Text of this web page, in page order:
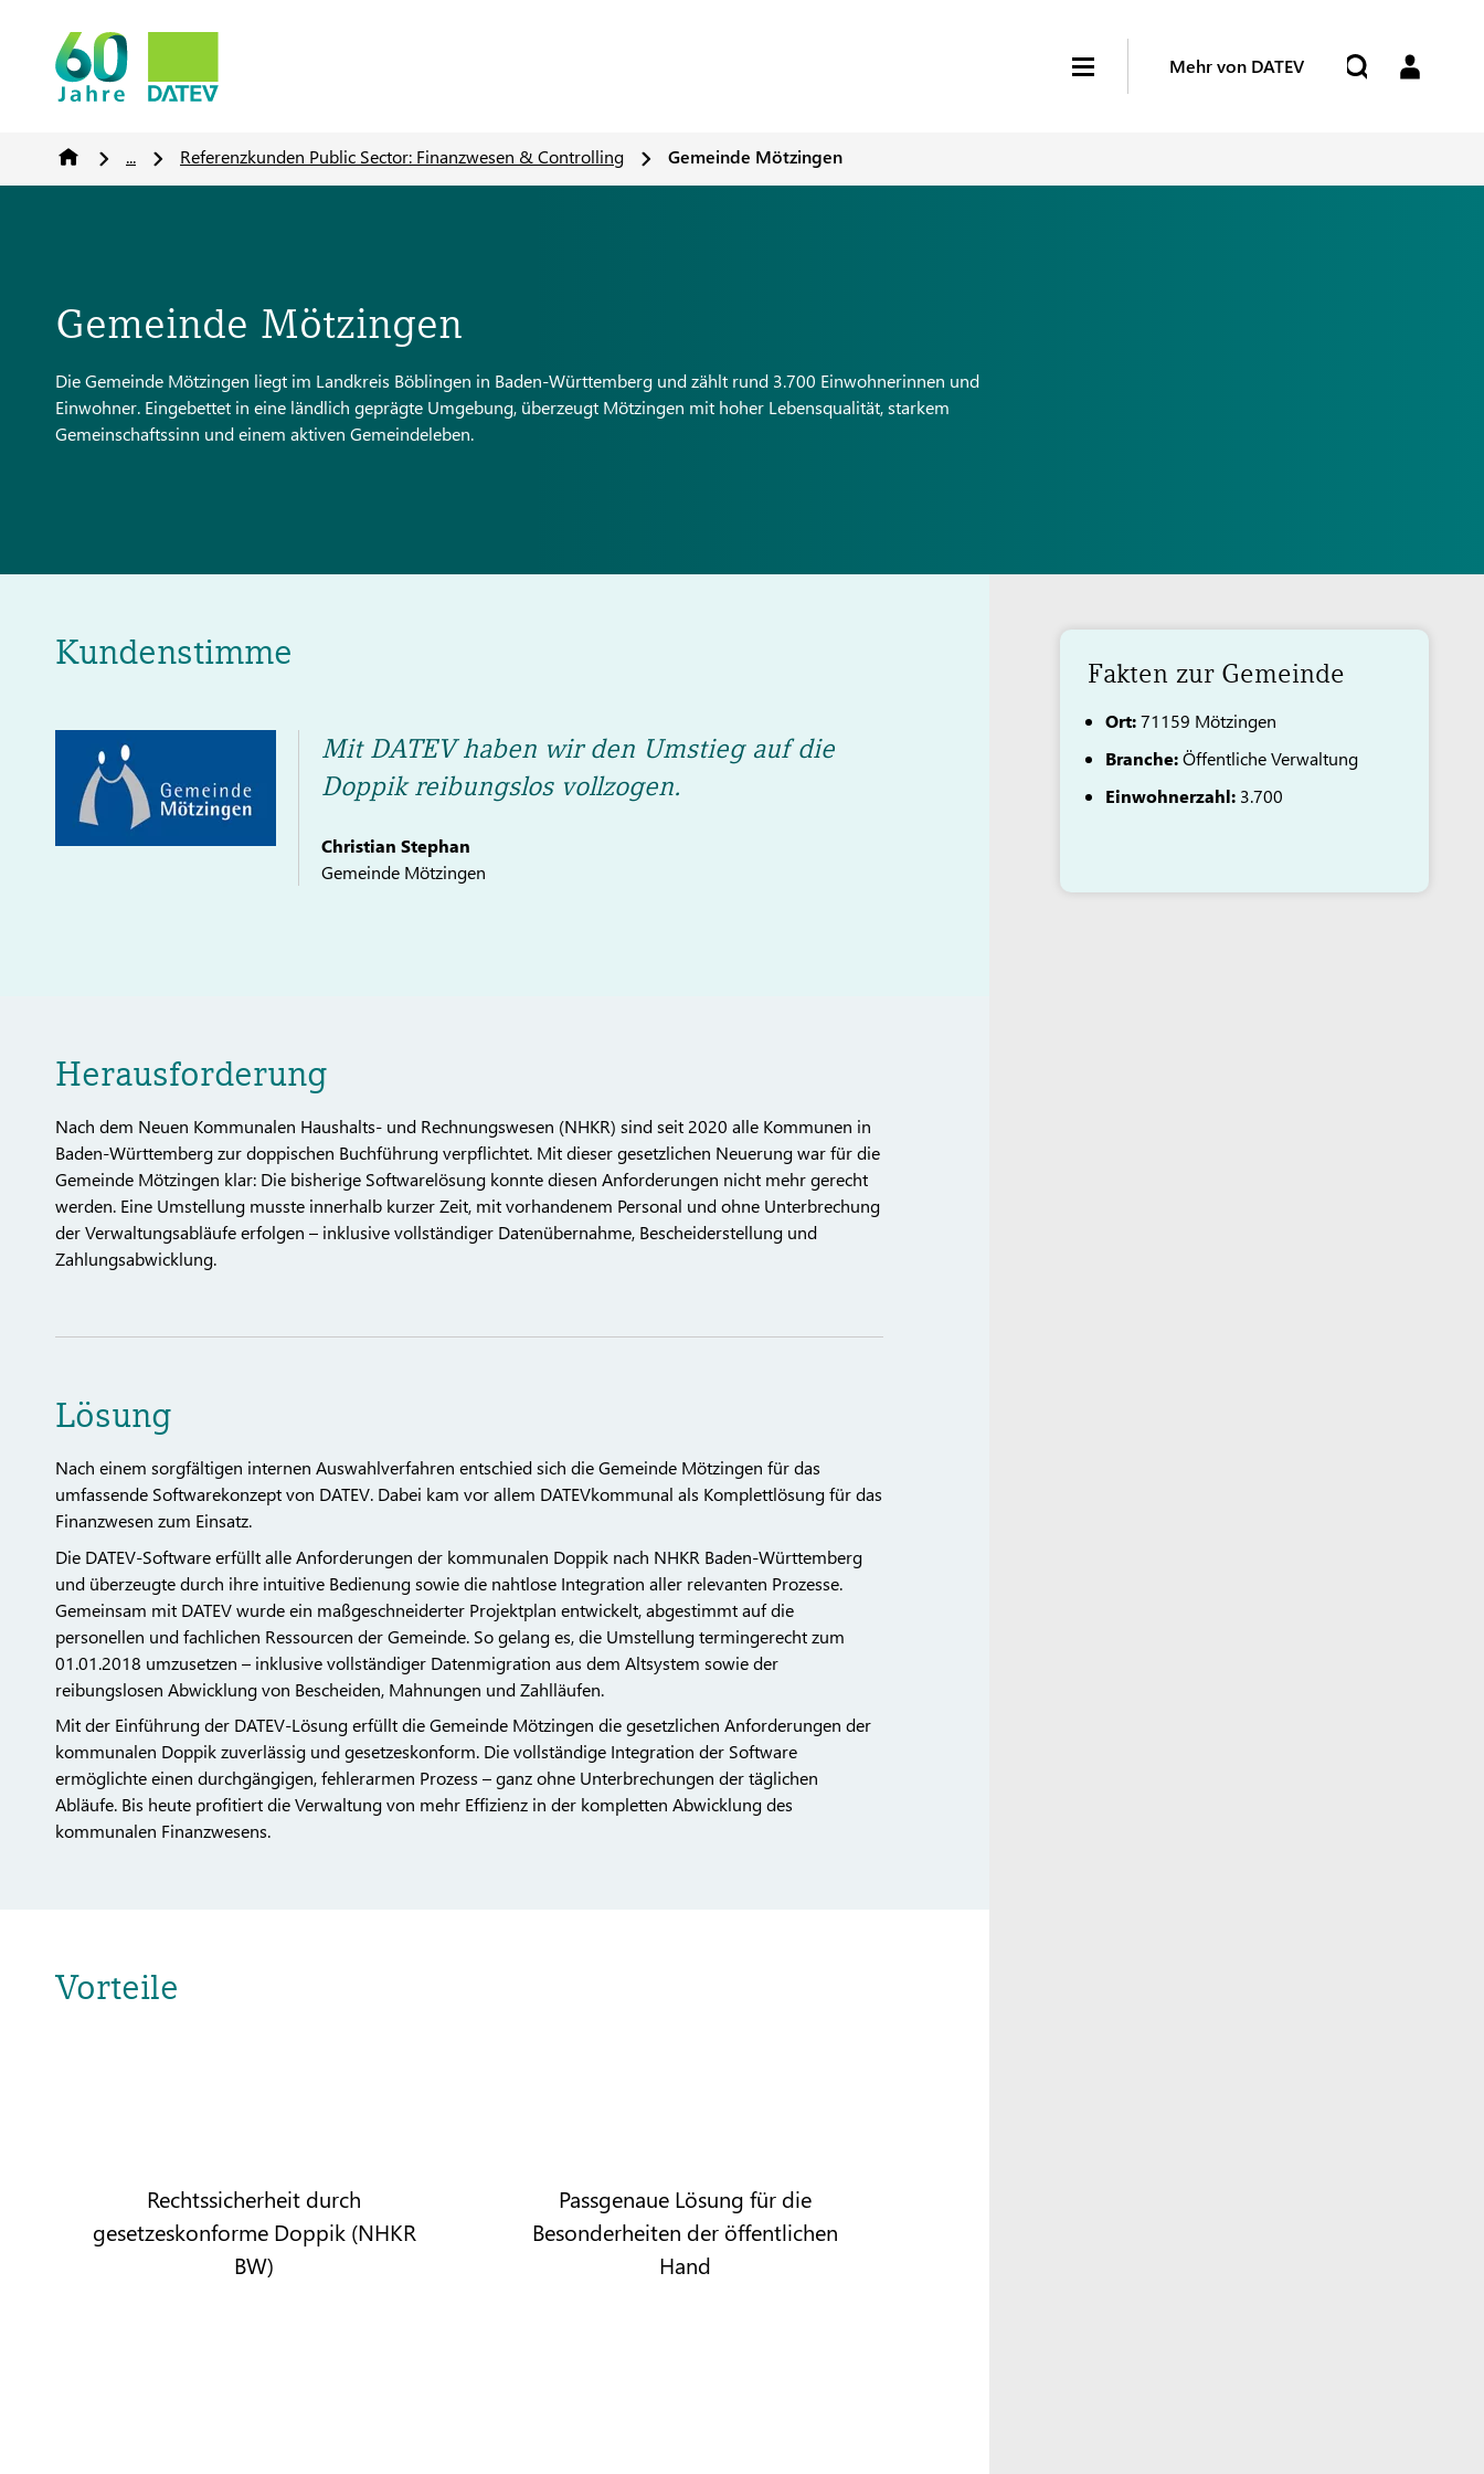
Mehr von DATEV
... Referenzkunden Public Sector: Finanzwesen & Controlling Gemeinde Mötzingen
Gemeinde Mötzingen
Die Gemeinde Mötzingen liegt im Landkreis Böblingen in Baden-Württemberg und zählt rund 3.700 Einwohnerinnen und
Einwohner. Eingebettet in eine ländlich geprägte Umgebung, überzeugt Mötzingen mit hoher Lebensqualität, starkem
Gemeinschaftssinn und einem aktiven Gemeindeleben.
Kundenstimme
Mit DATEV haben wir den Umstieg auf die
Doppik reibungslos vollzogen.
Christian Stephan
Gemeinde Mötzingen
Herausforderung
Nach dem Neuen Kommunalen Haushalts- und Rechnungswesen (NHKR) sind seit 2020 alle Kommunen in
Baden-Württemberg zur doppischen Buchführung verpflichtet. Mit dieser gesetzlichen Neuerung war für die
Gemeinde Mötzingen klar: Die bisherige Softwarelösung konnte diesen Anforderungen nicht mehr gerecht
werden. Eine Umstellung musste innerhalb kurzer Zeit, mit vorhandenem Personal und ohne Unterbrechung
der Verwaltungsabläufe erfolgen – inklusive vollständiger Datenübernahme, Bescheiderstellung und
Zahlungsabwicklung.
Lösung
Nach einem sorgfältigen internen Auswahlverfahren entschied sich die Gemeinde Mötzingen für das
umfassende Softwarekonzept von DATEV. Dabei kam vor allem DATEVkommunal als Komplettlösung für das
Finanzwesen zum Einsatz.
Die DATEV-Software erfüllt alle Anforderungen der kommunalen Doppik nach NHKR Baden-Württemberg
und überzeugte durch ihre intuitive Bedienung sowie die nahtlose Integration aller relevanten Prozesse.
Gemeinsam mit DATEV wurde ein maßgeschneiderter Projektplan entwickelt, abgestimmt auf die
personellen und fachlichen Ressourcen der Gemeinde. So gelang es, die Umstellung termingerecht zum
01.01.2018 umzusetzen – inklusive vollständiger Datenmigration aus dem Altsystem sowie der
reibungslosen Abwicklung von Bescheiden, Mahnungen und Zahlläufen.
Mit der Einführung der DATEV-Lösung erfüllt die Gemeinde Mötzingen die gesetzlichen Anforderungen der
kommunalen Doppik zuverlässig und gesetzeskonform. Die vollständige Integration der Software
ermöglichte einen durchgängigen, fehlerarmen Prozess – ganz ohne Unterbrechungen der täglichen
Abläufe. Bis heute profitiert die Verwaltung von mehr Effizienz in der kompletten Abwicklung des
kommunalen Finanzwesens.
Vorteile
Rechtssicherheit durch
gesetzeskonforme Doppik (NHKR
BW)
Passgenaue Lösung für die
Besonderheiten der öffentlichen
Hand
Fakten zur Gemeinde
Ort:71159 Mötzingen
Branche:Öffentliche Verwaltung
Einwohnerzahl: 3.700